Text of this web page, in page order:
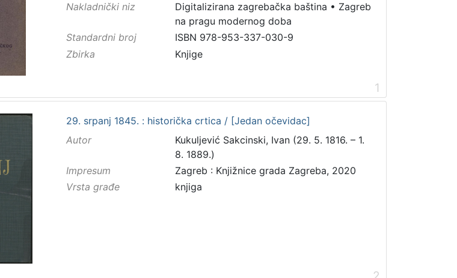
Nakladnički niz
Digitalizirana zagrebačka baština • Zagreb
na pragu modernog doba
Standardni broj
ISBN 978-953-337-030-9
Zbirka
Knjige
1
29. srpanj 1845. : historička crtica / [Jedan očevidac]
Autor
Kukuljević Sakcinski, Ivan (29. 5. 1816. – 1.
8. 1889.)
Impresum
Zagreb : Knjižnice grada Zagreba, 2020
Vrsta građe
knjiga